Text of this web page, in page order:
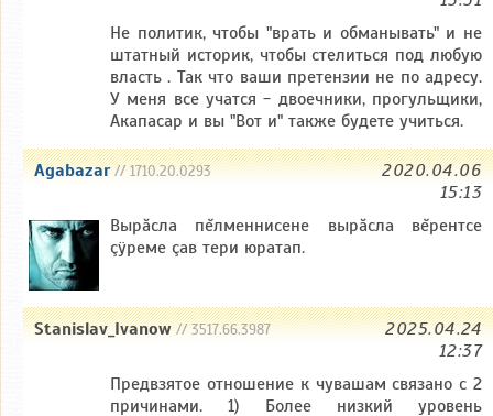
Не политик, чтобы "врать и обманывать" и не
штатный историк, чтобы стелиться под любую
власть . Так что ваши претензии не по адресу.
У меня все учатся - двоечники, прогульщики,
Акапасар и вы "Вот и" также будете учиться.
Agabazar// 1710.20.0293
2020.04.06
15:13
Вырăсла пĕлменнисене вырăсла вĕрентсе
çÿреме çав тери юратап.
Stanislav_Ivanow// 3517.66.3987
2025.04.24
12:37
Предвзятое отношение к чувашам связано с 2
причинами. 1) Более низкий уровень